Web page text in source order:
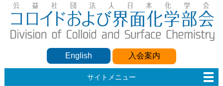
English 入会案内
サイトメニュー